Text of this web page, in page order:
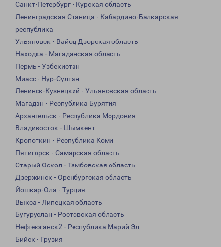
Санкт-Петербург - Курская область
Ленинградская Станица - Кабардино-Балкарская
республика
Ульяновск - Вайоц Дзорская область
Находка - Магаданская область
Пермь - Узбекистан
Миасс - Нур-Султан
Ленинск-Кузнецкий - Ульяновская область
Магадан - Республика Бурятия
Архангельск - Республика Мордовия
Владивосток - Шымкент
Кропоткин - Республика Коми
Пятигорск - Самарская область
Старый Оскол - Тамбовская область
Дзержинск - Оренбургская область
Йошкар-Ола - Турция
Выкса - Липецкая область
Бугуруслан - Ростовская область
Нефтеюганск2 - Республика Марий Эл
Бийск - Грузия